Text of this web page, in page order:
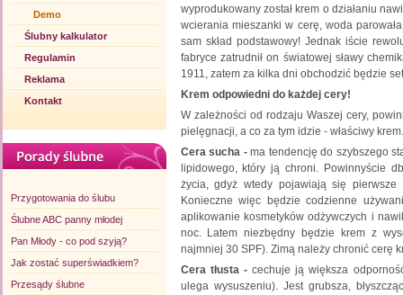
Demo
Ślubny kalkulator
Regulamin
Reklama
Kontakt
Przygotowania do ślubu
Ślubne ABC panny młodej
Pan Młody - co pod szyją?
Jak zostać superświadkiem?
Przesądy ślubne
wyprodukowany został krem o działaniu
wcierania mieszanki w cerę, woda
sam skład podstawowy! Jednak iście
fabryce zatrudnił on światowej sławy
1911, zatem za kilka dni obchodzić będzie
Krem odpowiedni do każdej cery!
W zależności od rodzaju Waszej cery,
pielęgnacji, a co za tym idzie - właściwy
Cera sucha -ma tendencję do szybszego
lipidowego, który ją chroni. Powinnyście
życia, gdyż wtedy pojawiają się
Konieczne więc będzie codzienne
aplikowanie kosmetyków odżywczych i
noc. Latem niezbędny będzie krem z
najmniej 30 SPF). Zimą należy chronić cerę
Cera tłusta - cechuje ją większa
ulega wysuszeniu). Jest grubsza,